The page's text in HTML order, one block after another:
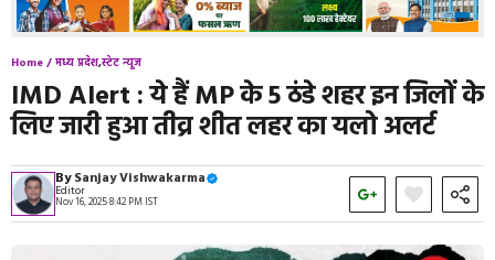
Home /मध्य प्रदेश,स्टेट न्यूज
IMD Alert : ये हैं MP के 5 ठंडे शहर इन जिलों के
लिए जारी हुआ तीव्र शीत लहर का यलो अलर्ट
BySanjay Vishwakarma
Editor
Nov 16, 2025 8:42 PM IST